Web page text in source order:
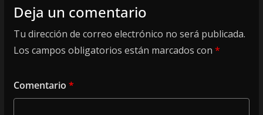
Deja un comentario
Tu dirección de correo electrónico no será publicada.
Los campos obligatorios están marcados con *
Comentario *